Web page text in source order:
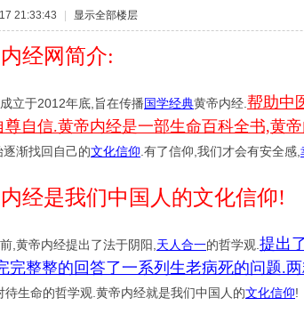
21:33:43 显示全部楼层
经网简介:
于2012年底,旨在传播国学经典黄帝内经. 帮助中
尊自信.黄帝内经是一部生命百科全书,黄
逐渐找回自己的文化信仰 .有了信仰,我们才会有安全感,
经是我们中国人的文化信仰!
帝内经提出了法于阴阳, 天人合一的哲学观. 提出
完整整的回答了一系列生老病死的问题.
待生命的哲学观.黄帝内经就是我们中国人的文化信仰!